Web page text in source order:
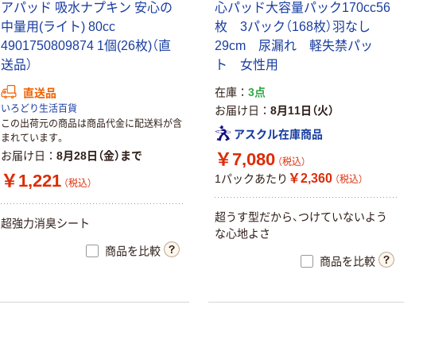
アパッド 吸水ナプキン 安心の
中量用(ライト) 80cc
4901750809874 1個(26枚)（直
送品）
直送品
いろどり生活百貨
この出荷元の商品は商品代金に配送料が含
まれています。
お届け日 8月28日（金）まで
￥1,221 （税込）
超強力消臭シート
商品を比較
心パッド大容量パック170cc56
枚 3パック（168枚）羽なし
29cm 尿漏れ 軽失禁パッ
ト 女性用
在庫
3点
お届け日
8月11日（火）
アスクル在庫商品
￥7,080 （税込）
1パックあたり ￥2,360 （税込）
超うす型だから、つけていないよう
な心地よさ
商品を比較